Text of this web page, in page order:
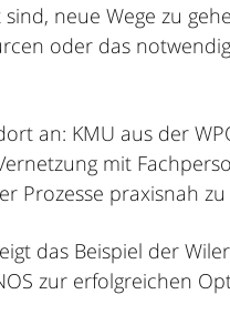
neue Wege zu
oder das
an: KMU aus der
mit
Prozesse praxisnah
das Beispiel der
zur erfolgreichen